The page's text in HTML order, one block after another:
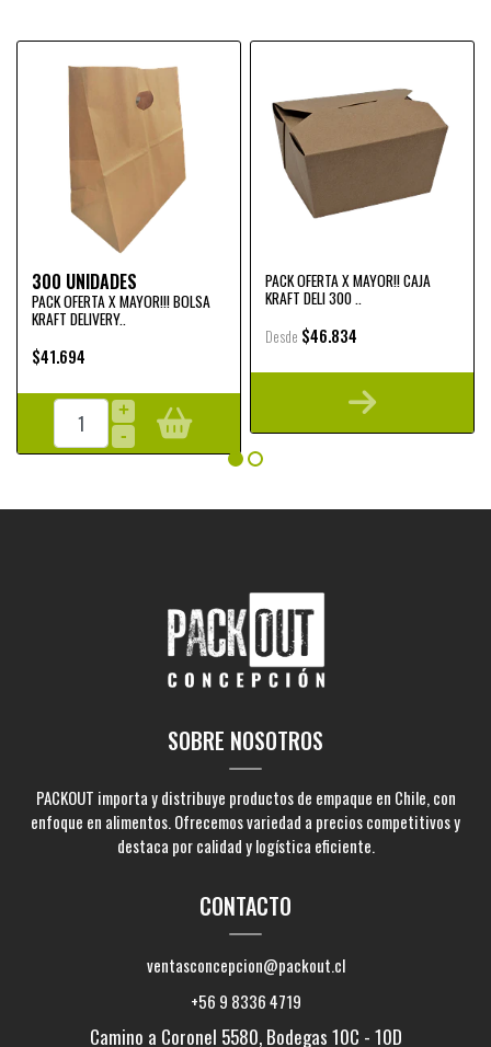
300 UNIDADES
PACK OFERTA X MAYOR!!! BOLSA
KRAFT DELIVERY..
$41.694
+
-
PACK OFERTA X MAYOR!! CAJA
KRAFT DELI 300 ..
Desde $46.834
SOBRE NOSOTROS
PACKOUT importa y distribuye productos de empaque en Chile, con
enfoque en alimentos. Ofrecemos variedad a precios competitivos y
destaca por calidad y logística eficiente.
CONTACTO
ventasconcepcion@packout.cl
+56 9 8336 4719
Camino a Coronel 5580, Bodegas 10C - 10D